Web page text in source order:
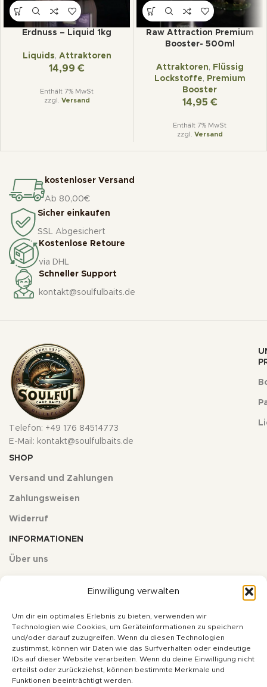
Einwilligung verwalten
Um dir ein optimales Erlebnis zu bieten, verwenden wir
Technologien wie Cookies, um Geräteinformationen zu speichern
und/oder darauf zuzugreifen. Wenn du diesen Technologien
zustimmst, können wir Daten wie das Surfverhalten oder eindeutige
IDs auf dieser Website verarbeiten. Wenn du deine Einwilligung nicht
erteilst oder zurückziehst, können bestimmte Merkmale und
Funktionen beeinträchtigt werden.
Erdnuss – Liquid 1kg
Liquids, Attraktoren
14,99 €
Enthält 7% MwSt
zzgl. Versand
Raw Attraction Premium
Booster- 500ml
Attraktoren, Flüssig
Lockstoffe, Premium
Booster
14,95 €
Enthält 7% MwSt
zzgl. Versand
kostenloser Versand
Ab 80,00€
Sicher einkaufen
SSL Abgesichert
Kostenlose Retoure
via DHL
Schneller Support
kontakt@soulfulbaits.de
Telefon: +49 176 84514773
E-Mail: kontakt@soulfulbaits.de
SHOP
Versand und Zahlungen
Zahlungsweisen
Widerruf
INFORMATIONEN
Über uns
Datenschutz
AGB
* Alle Preise inkl. deutscher Mehrwertsteuer zzgl. Versandkosten,